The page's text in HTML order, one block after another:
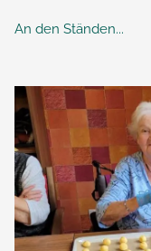
An den Ständen...